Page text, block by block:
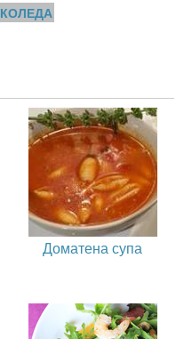
КОЛЕДА
Доматена супа